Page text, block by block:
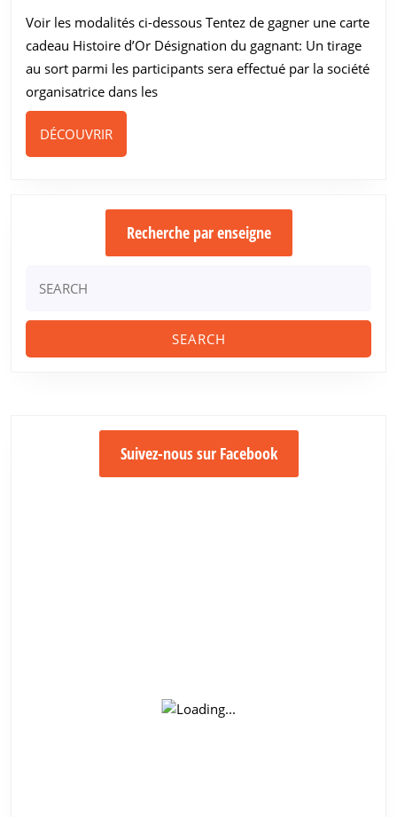
d’Or
Voir les modalités ci-dessous Tentez de gagner une carte
cadeau Histoire d’Or Désignation du gagnant: Un tirage
au sort parmi les participants sera effectué par la société
organisatrice dans les
DÉCOUVRIRDÉCOUVRIR
Recherche par enseigne
for:
Suivez-nous sur Facebook